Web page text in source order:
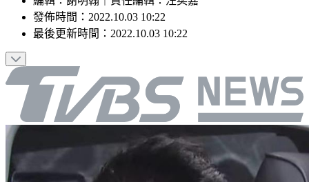
編輯：謝明翰｜責任編輯：
發佈時間：2022.10.03 10:22